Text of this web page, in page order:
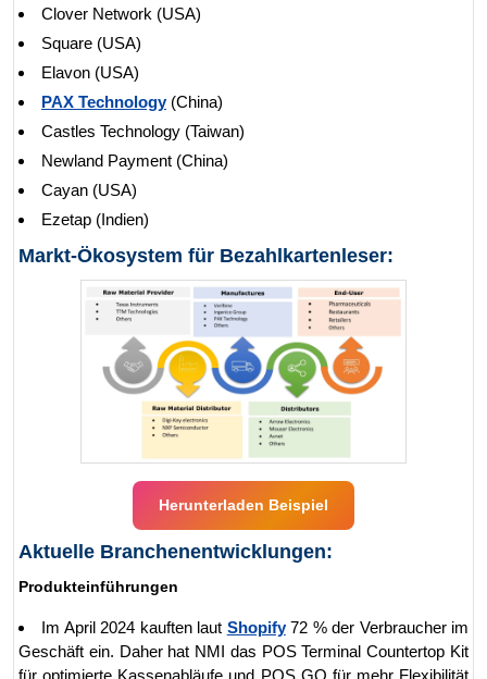
Clover Network (USA)
Square (USA)
Elavon (USA)
PAX Technology(China)
Castles Technology (Taiwan)
Newland Payment (China)
Cayan (USA)
Ezetap (Indien)
Markt-Ökosystem für Bezahlkartenleser:
Herunterladen Beispiel
Aktuelle Branchenentwicklungen:
Produkteinführungen
Im April 2024 kauften laut Shopify72 % der Verbraucher im
Geschäft ein. Daher hat NMI das POS Terminal Countertop Kit
für optimierte Kassenabläufe und POS GO für mehr Flexibilität